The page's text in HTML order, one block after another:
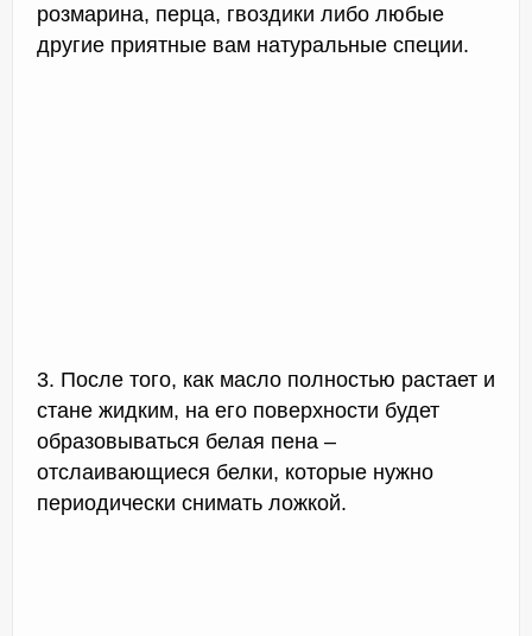
розмарина, перца, гвоздики либо любые
другие приятные вам натуральные специи.
3. После того, как масло полностью растает и
стане жидким, на его поверхности будет
образовываться белая пена –
отслаивающиеся белки, которые нужно
периодически снимать ложкой.